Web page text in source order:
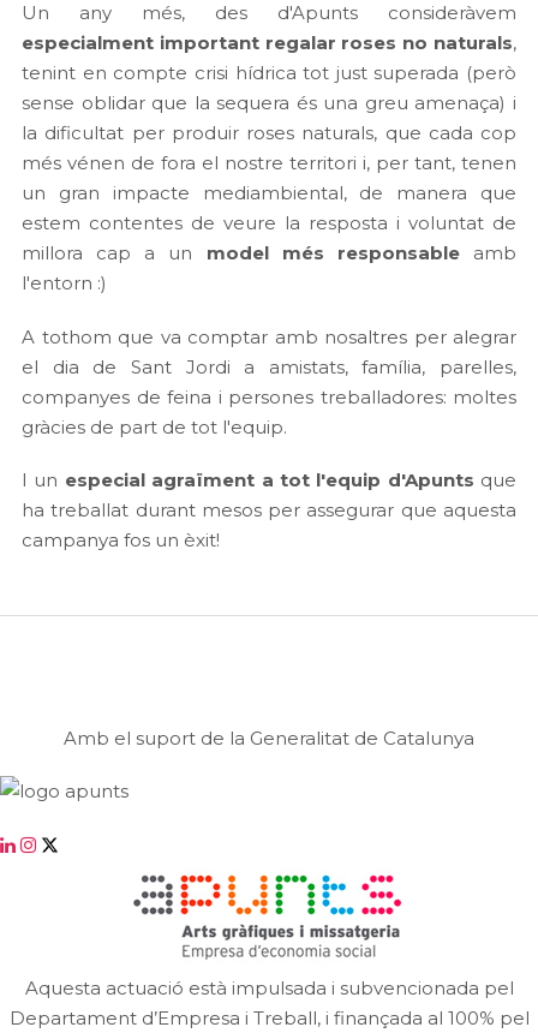
Un any més, des d'Apunts consideràvem
especialment important regalar roses no naturals,
tenint en compte crisi hídrica tot just superada (però
sense oblidar que la sequera és una greu amenaça) i
la dificultat per produir roses naturals, que cada cop
més vénen de fora el nostre territori i, per tant, tenen
un gran impacte mediambiental, de manera que
estem contentes de veure la resposta i voluntat de
millora cap a un model més responsableamb
l'entorn :)
A tothom que va comptar amb nosaltres per alegrar
el dia de Sant Jordi a amistats, família, parelles,
companyes de feina i persones treballadores: moltes
gràcies de part de tot l'equip.
I un especial agraïment a tot l'equip d'Apunts que
ha treballat durant mesos per assegurar que aquesta
campanya fos un èxit!
Amb el suport de la Generalitat de Catalunya
Aquesta actuació està impulsada i subvencionada pel
Departament d’Empresa i Treball, i finançada al 100% pel